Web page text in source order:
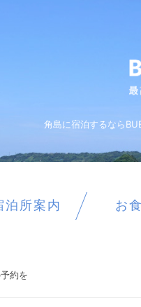
角島に宿泊するなら
泊所案内 お
約を